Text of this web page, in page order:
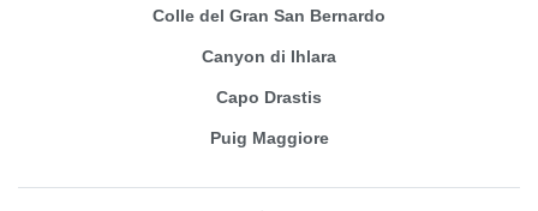
Colle del Gran San Bernardo
Canyon di Ihlara
Capo Drastis
Puig Maggiore